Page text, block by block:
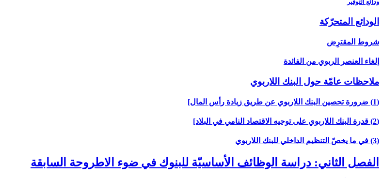
ودائع التوفير
الودائع المتحرّكة
شروط المقترِض
إلغاء العنصر الربوي من الفائدة
ملاحظات عامّة حول البنك اللاربوي‏
(1) ضرورة تحصين البنك اللاربوي عن طريق زيادة رأس المال‏]
(2) قدرة البنك اللاربوي على توجيه الاقتصاد النامي في البلاد]
(3) في ما يخصّ التنظيم الداخلي للبنك اللاربوي‏
الفصل الثاني: دراسة الوظائف الأساسيّة للبنوك في ضوء الاطروحة السابقة